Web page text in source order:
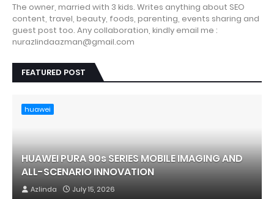
The owner, married with 3 kids. Writes anything about SEO
content, travel, beauty, foods, parenting, events sharing and
guest post too. Any collaboration, kindly email me :
nurazlindaazman@gmail.com
FEATURED POST
huawei
HUAWEI PURA 90s SERIES MOBILE IMAGING AND
ALL-SCENARIO INNOVATION
Azlinda July 15, 2026